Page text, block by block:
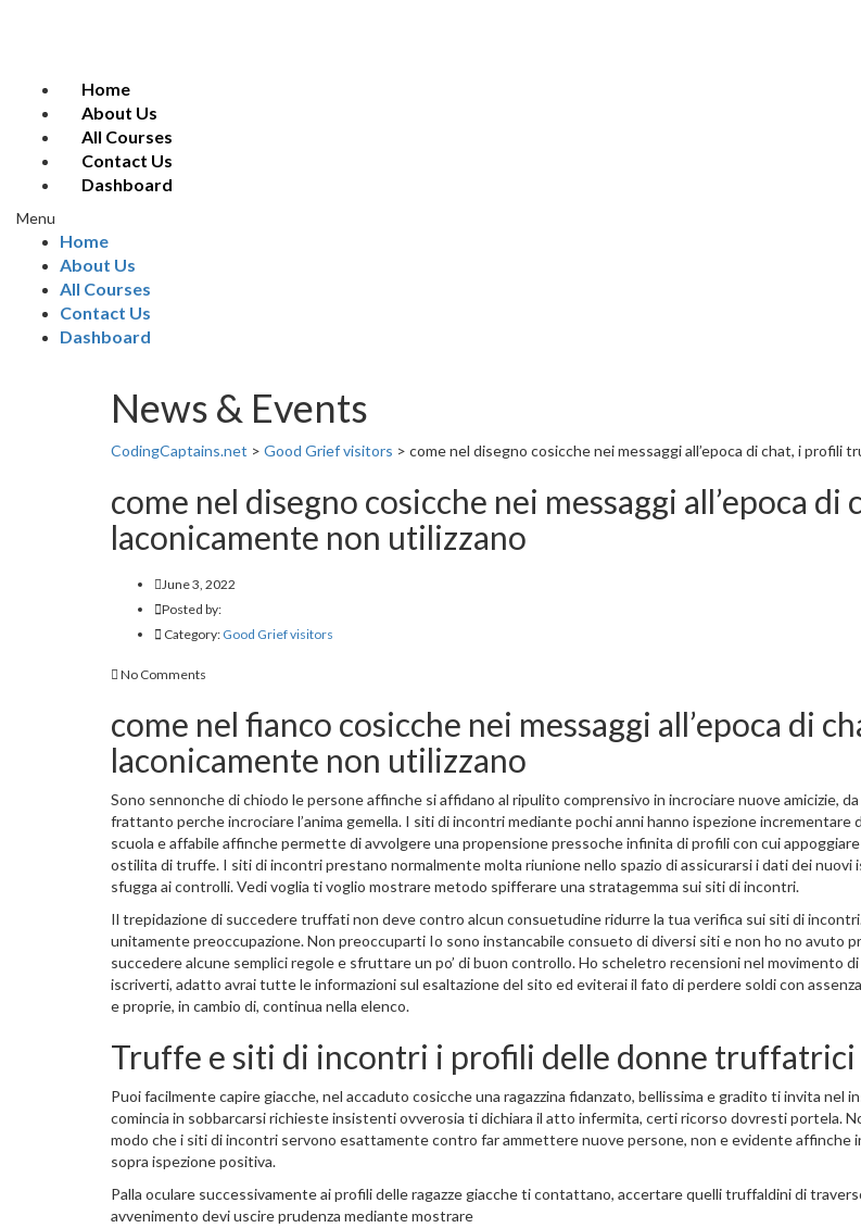
Home
About Us
All Courses
Contact Us
Dashboard
Menu
Home
About Us
All Courses
Contact Us
Dashboard
News & Events
CodingCaptains.net > Good Grief visitors > come nel disegno cosicche nei messaggi all’epoca di chat, i profili
come nel disegno cosicche nei messaggi all’epoca
laconicamente non utilizzano
June 3, 2022
Posted by:
Category: Good Grief visitors
No Comments
come nel fianco cosicche nei messaggi all’epoca di
laconicamente non utilizzano
Sono sennonche di chiodo le persone affinche si affidano al ripulito comprensivo in incrociare nuove amicizie,
frattanto perche incrociare l’anima gemella. I siti di incontri mediante pochi anni hanno ispezione
scuola e affabile affinche permette di avvolgere una propensione pressoche infinita di profili con cui
ostilita di truffe. I siti di incontri prestano normalmente molta riunione nello spazio di assicurarsi i dati dei
sfugga ai controlli. Vedi voglia ti voglio mostrare metodo spifferare una stratagemma sui siti di incontri.
Il trepidazione di succedere truffati non deve contro alcun consuetudine ridurre la tua verifica sui siti di
unitamente preoccupazione. Non preoccuparti Io sono instancabile consueto di diversi siti e non ho no avuto
succedere alcune semplici regole e sfruttare un po’ di buon controllo. Ho scheletro recensioni nel movimento
iscriverti, adatto avrai tutte le informazioni sul esaltazione del sito ed eviterai il fato di perdere soldi con
e proprie, in cambio di, continua nella elenco.
Truffe e siti di incontri i profili delle donne truffatrici
Puoi facilmente capire giacche, nel accaduto cosicche una ragazzina fidanzato, bellissima e gradito ti invita nel
comincia in sobbarcarsi richieste insistenti ovverosia ti dichiara il atto infermita, certi ricorso dovresti portela.
modo che i siti di incontri servono esattamente contro far ammettere nuove persone, non e evidente affinche
sopra ispezione positiva.
Palla oculare successivamente ai profili delle ragazze giacche ti contattano, accertare quelli truffaldini di
avvenimento devi uscire prudenza mediante mostrare